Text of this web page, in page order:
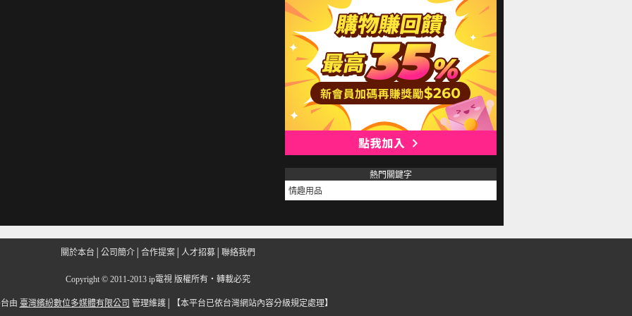
熱門關鍵字
情趣用品
關於本台 公司簡介 合作提案 人才招募 聯絡我們
Copyright © 2011-2013 ip電視 版權所有‧轉載必究
由 臺灣繽紛數位多媒體有限公司 管理維護│ 【本平台已依台灣網站內容分級規定處理】